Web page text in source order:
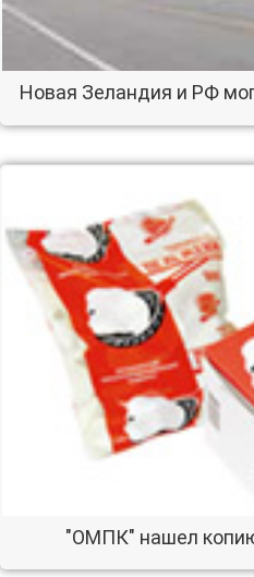
Новая Зеландия и РФ
"ОМПК" нашел